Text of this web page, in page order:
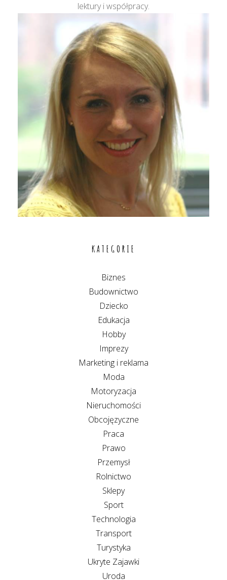
lektury i współpracy.
KATEGORIE
Biznes
Budownictwo
Dziecko
Edukacja
Hobby
Imprezy
Marketing i reklama
Moda
Motoryzacja
Nieruchomości
Obcojęzyczne
Praca
Prawo
Przemysł
Rolnictwo
Sklepy
Sport
Technologia
Transport
Turystyka
Ukryte Zajawki
Uroda